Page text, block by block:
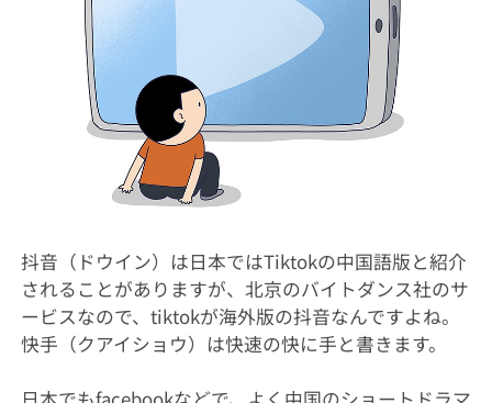
抖音（ドウイン）は日本ではTiktokの中国語版と紹介
されることがありますが、北京のバイトダンス社のサ
ービスなので、tiktokが海外版の抖音なんですよね。
快手（クアイショウ）は快速の快に手と書きます。